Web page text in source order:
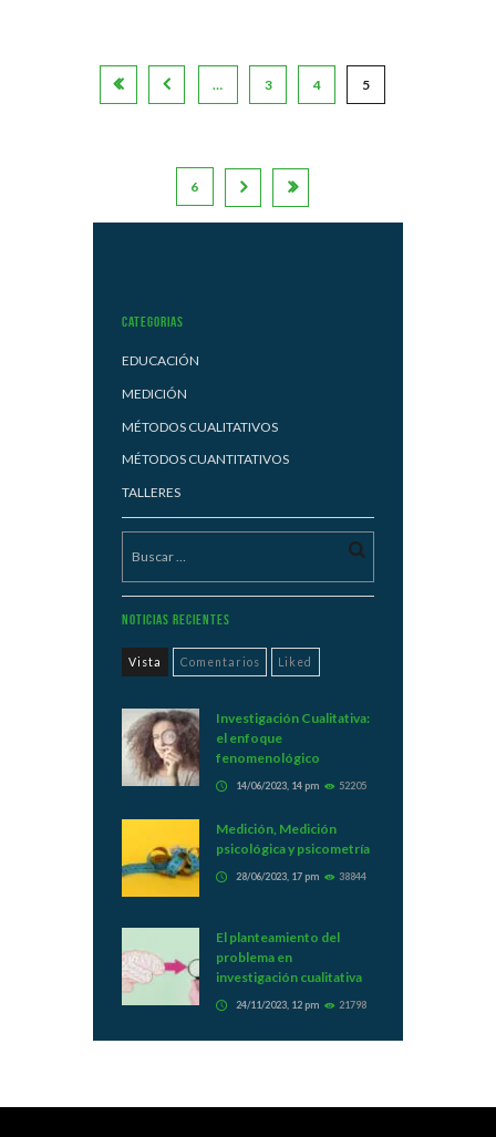
… 3 4 5
6
Categorias
EDUCACIÓN
MEDICIÓN
MÉTODOS CUALITATIVOS
MÉTODOS CUANTITATIVOS
TALLERES
Noticias Recientes
Vista Comentarios Liked
Investigación Cualitativa:
el enfoque
fenomenológico
14/06/2023, 14 pm 52205
Medición, Medición
psicológica y psicometría
28/06/2023, 17 pm 38844
El planteamiento del
problema en
investigación cualitativa
24/11/2023, 12 pm 21798